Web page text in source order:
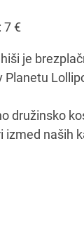
7 €
je
Planetu
družinsko
izmed naših